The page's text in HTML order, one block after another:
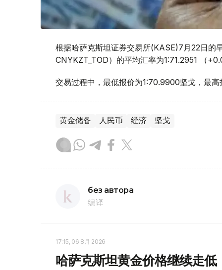
根据哈萨克斯坦证券交易所(KASE)7月22日的
CNYKZT_TOD）的平均汇率为1:71.2951 （
交易过程中，最低报价为1:70.9900坚戈，最高
黄金储备 人民币 经济 坚戈
без автора
编译
17:15, 06 8月 2026
哈萨克斯坦黄金价格继续走低